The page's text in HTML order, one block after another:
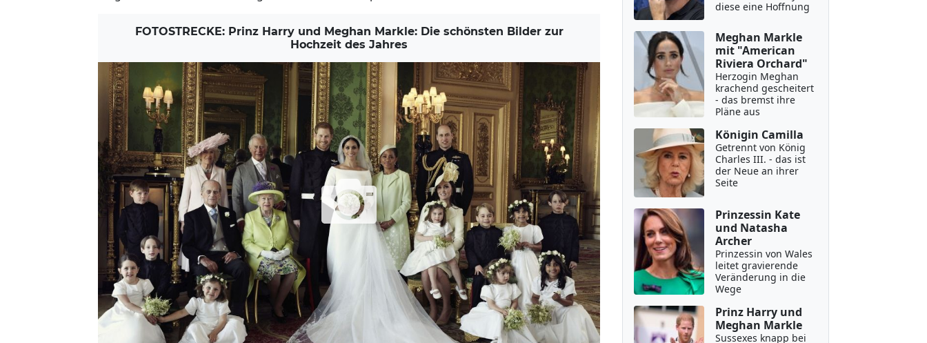
FOTOSTRECKE: Prinz Harry und Meghan Markle: Die schönsten Bilder zur
Hochzeit des Jahres
diese eine Hoffnung
Meghan Markle
mit "American
Riviera Orchard"
Herzogin Meghan
krachend gescheitert
- das bremst ihre
Pläne aus
Königin Camilla
Getrennt von König
Charles III. - das ist
der Neue an ihrer
Seite
Prinzessin Kate
und Natasha
Archer
Prinzessin von Wales
leitet gravierende
Veränderung in die
Wege
Prinz Harry und
Meghan Markle
Sussexes knapp bei